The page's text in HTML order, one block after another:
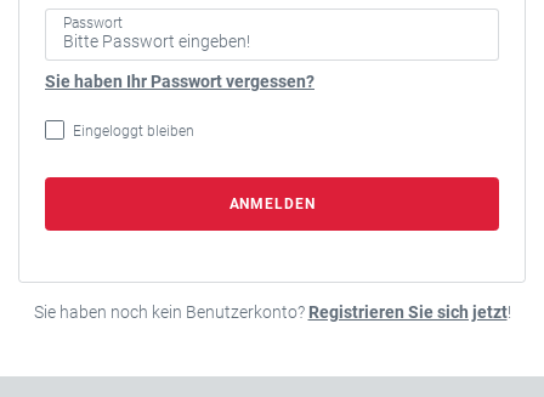
Passwort
Sie haben Ihr Passwort vergessen?
Eingeloggt bleiben
ANMELDEN
Sie haben noch kein Benutzerkonto? Registrieren Sie sich jetzt!